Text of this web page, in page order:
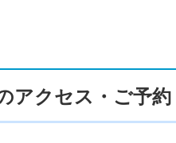
アクセス・ご予